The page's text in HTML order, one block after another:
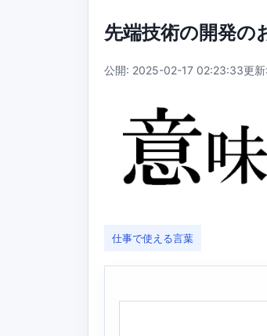
先端技術の開発の
公開: 2025-02-17 02:23:33更
仕事で使える言葉